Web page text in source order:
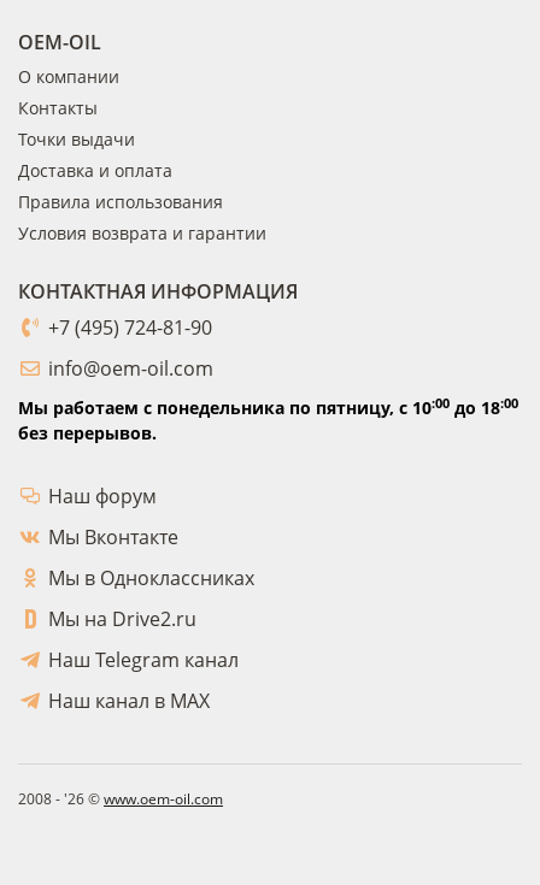
OEM-OIL
О компании
Контакты
Точки выдачи
Доставка и оплата
Правила использования
Условия возврата и гарантии
КОНТАКТНАЯ ИНФОРМАЦИЯ
+7 (495) 724-81-90
info@oem-oil.com
Мы работаем с понедельника по пятницу, с 10:00 до 18:00
без перерывов.
Наш форум
Мы Вконтакте
Мы в Одноклассниках
Мы на Drive2.ru
Наш Telegram канал
Наш канал в MAX
2008 - '26 ©www.oem-oil.com